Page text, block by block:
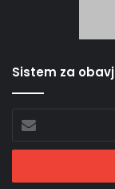
Sistem za
Email
adresu